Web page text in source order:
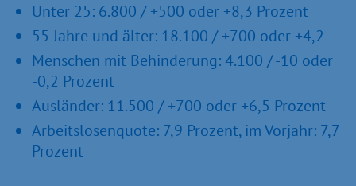
Unter 25: 6.800 / +500 oder +8,3 Prozent
55 Jahre und älter: 18.100 / +700 oder +4,2
Menschen mit Behinderung: 4.100 / -10 oder
-0,2 Prozent
Ausländer: 11.500 / +700 oder +6,5 Prozent
Arbeitslosenquote: 7,9 Prozent, im Vorjahr: 7,7
Prozent